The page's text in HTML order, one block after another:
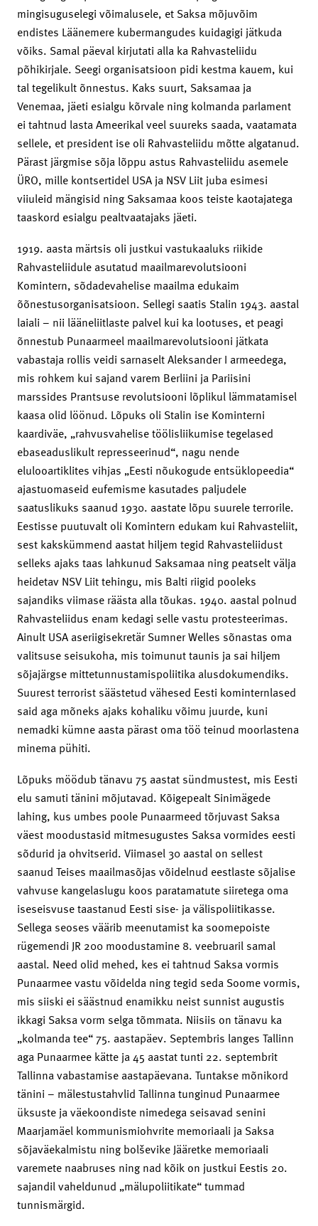
mingisuguselegi võimalusele, et Saksa mõjuvõim
endistes Läänemere kubermangudes kuidagigi jätkuda
võiks. Samal päeval kirjutati alla ka Rahvasteliidu
põhikirjale. Seegi organisatsioon pidi kestma kauem, kui
tal tegelikult õnnestus. Kaks suurt, Saksamaa ja
Venemaa, jäeti esialgu kõrvale ning kolmanda parlament
ei tahtnud lasta Ameerikal veel suureks saada, vaatamata
sellele, et president ise oli Rahvasteliidu mõtte algatanud.
Pärast järgmise sõja lõppu astus Rahvasteliidu asemele
ÜRO, mille kontsertidel USA ja NSV Liit juba esimesi
viiuleid mängisid ning Saksamaa koos teiste kaotajatega
taaskord esialgu pealtvaatajaks jäeti.
1919. aasta märtsis oli justkui vastukaaluks riikide
Rahvasteliidule asutatud maailmarevolutsiooni
Komintern, sõdadevahelise maailma edukaim
õõnestusorganisatsioon. Sellegi saatis Stalin 1943. aastal
laiali – nii lääneliitlaste palvel kui ka lootuses, et peagi
õnnestub Punaarmeel maailmarevolutsiooni jätkata
vabastaja rollis veidi sarnaselt Aleksander I armeedega,
mis rohkem kui sajand varem Berliini ja Pariisini
marssides Prantsuse revolutsiooni lõplikul lämmatamisel
kaasa olid löönud. Lõpuks oli Stalin ise Kominterni
kaardiväe, „rahvusvahelise töölisliikumise tegelased
ebaseaduslikult represseerinud“, nagu nende
elulooartiklites vihjas „Eesti nõukogude entsüklopeedia“
ajastuomaseid eufemisme kasutades paljudele
saatuslikuks saanud 1930. aastate lõpu suurele terrorile.
Eestisse puutuvalt oli Komintern edukam kui Rahvasteliit,
sest kakskümmend aastat hiljem tegid Rahvasteliidust
selleks ajaks taas lahkunud Saksamaa ning peatselt välja
heidetav NSV Liit tehingu, mis Balti riigid pooleks
sajandiks viimase räästa alla tõukas. 1940. aastal polnud
Rahvasteliidus enam kedagi selle vastu protesteerimas.
Ainult USA aseriigisekretär Sumner Welles sõnastas oma
valitsuse seisukoha, mis toimunut taunis ja sai hiljem
sõjajärgse mittetunnustamispoliitika alusdokumendiks.
Suurest terrorist säästetud vähesed Eesti kominternlased
said aga mõneks ajaks kohaliku võimu juurde, kuni
nemadki kümne aasta pärast oma töö teinud moorlastena
minema pühiti.
Lõpuks möödub tänavu 75 aastat sündmustest, mis Eesti
elu samuti tänini mõjutavad. Kõigepealt Sinimägede
lahing, kus umbes poole Punaarmeed tõrjuvast Saksa
väest moodustasid mitmesugustes Saksa vormides eesti
sõdurid ja ohvitserid. Viimasel 30 aastal on sellest
saanud Teises maailmasõjas võidelnud eestlaste sõjalise
vahvuse kangelaslugu koos paratamatute siiretega oma
iseseisvuse taastanud Eesti sise- ja välispoliitikasse.
Sellega seoses väärib meenutamist ka soomepoiste
rügemendi JR 200 moodustamine 8. veebruaril samal
aastal. Need olid mehed, kes ei tahtnud Saksa vormis
Punaarmee vastu võidelda ning tegid seda Soome vormis,
mis siiski ei säästnud enamikku neist sunnist augustis
ikkagi Saksa vorm selga tõmmata. Niisiis on tänavu ka
„kolmanda tee“ 75. aastapäev. Septembris langes Tallinn
aga Punaarmee kätte ja 45 aastat tunti 22. septembrit
Tallinna vabastamise aastapäevana. Tuntakse mõnikord
tänini – mälestustahvlid Tallinna tunginud Punaarmee
üksuste ja väekoondiste nimedega seisavad senini
Maarjamäel kommunismiohvrite memoriaali ja Saksa
sõjaväekalmistu ning bolševike Jääretke memoriaali
varemete naabruses ning nad kõik on justkui Eestis 20.
sajandil vaheldunud „mälupoliitikate“ tummad
tunnismärgid.